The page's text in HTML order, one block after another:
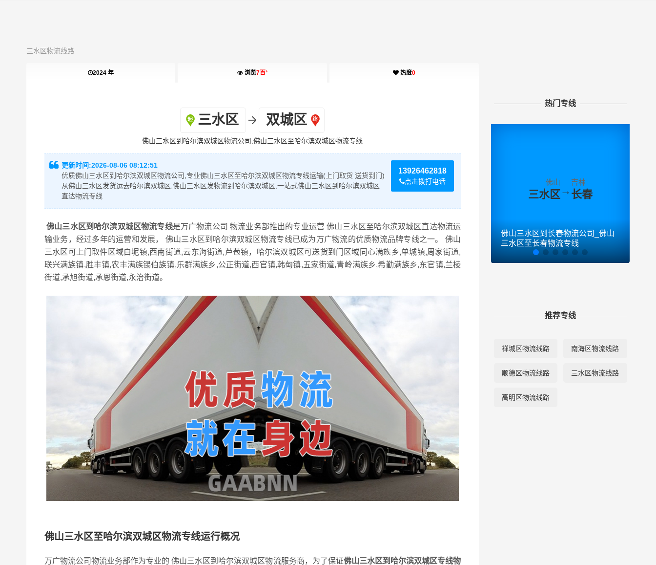
三水区物流线路
2024 年 浏览7百+ 热度0
三水区 双城区
佛山三水区到哈尔滨双城区物流公司,佛山三水区至哈尔滨双城区物流专线
13926462818
点击拨打电话
更新时间:2026-08-06 08:12:51
优质佛山三水区到哈尔滨双城区物流公司,专业佛山三水区至哈尔滨双城区物流专线运输(上门取货 送货到门)
从佛山三水区发货运去哈尔滨双城区,佛山三水区发物流到哈尔滨双城区,一站式佛山三水区到哈尔滨双城区
直达物流专线
佛山三水区到哈尔滨双城区物流专线是万广物流公司 物流业务部推出的专业运营 佛山三水区至哈尔滨双城区直达物流运
输业务，经过多年的运营和发展， 佛山三水区到哈尔滨双城区物流专线已成为万广物流的优质物流品牌专线之一。 佛山
三水区可上门取件区域白坭镇,西南街道,云东海街道,芦苞镇，哈尔滨双城区可送货到门区域同心满族乡,单城镇,周家街道,
联兴满族镇,胜丰镇,农丰满族锡伯族镇,乐群满族乡,公正街道,西官镇,韩甸镇,五家街道,青岭满族乡,希勤满族乡,东官镇,兰棱
街道,承旭街道,承恩街道,永治街道。
佛山三水区至哈尔滨双城区物流专线运行概况
万广物流公司物流业务部作为专业的 佛山三水区到哈尔滨双城区物流服务商，为了保证佛山三水区到哈尔滨双城区专线物
热门专线
佛山
三水区→
吉林
长春
佛山三水区到长春物流公司_佛山
三水区至长春物流专线
推荐专线
禅城区物流线路 南海区物流线路
顺德区物流线路 三水区物流线路
高明区物流线路